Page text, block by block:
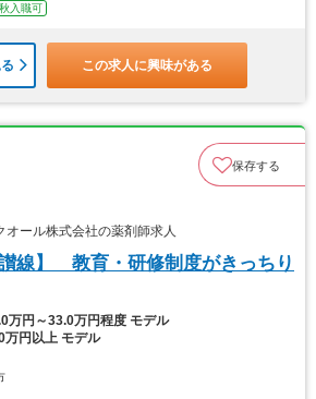
入職可
この求人に興味がある
保存する
ール株式会社の薬剤師求人
讃線】 教育・研修制度がきっちり
万円～33.0万円程度 モデル
万円以上 モデル